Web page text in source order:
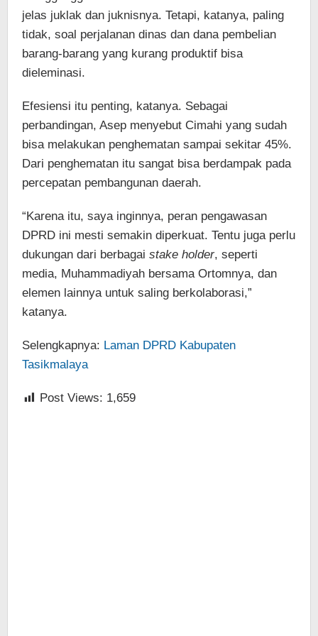
jelas juklak dan juknisnya. Tetapi, katanya, paling
tidak, soal perjalanan dinas dan dana pembelian
barang-barang yang kurang produktif bisa
dieleminasi.
Efesiensi itu penting, katanya. Sebagai
perbandingan, Asep menyebut Cimahi yang sudah
bisa melakukan penghematan sampai sekitar 45%.
Dari penghematan itu sangat bisa berdampak pada
percepatan pembangunan daerah.
“Karena itu, saya inginnya, peran pengawasan
DPRD ini mesti semakin diperkuat. Tentu juga perlu
dukungan dari berbagai stake holder, seperti
media, Muhammadiyah bersama Ortomnya, dan
elemen lainnya untuk saling berkolaborasi,”
katanya.
Selengkapnya: Laman DPRD Kabupaten
Tasikmalaya
Post Views: 1,659